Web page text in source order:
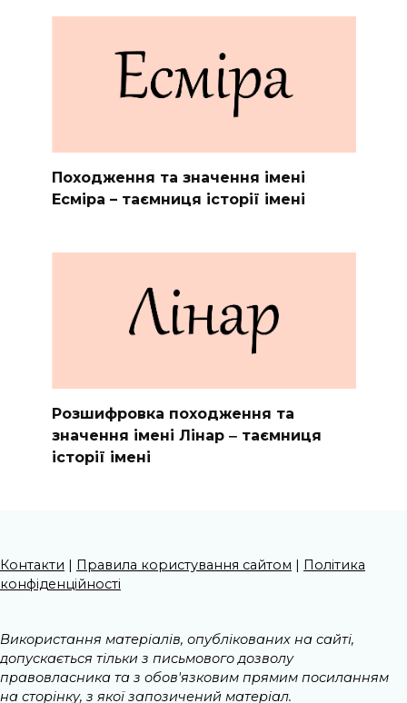
Походження та значення імені
Есміра – таємниця історії імені
Розшифровка походження та
значення імені Лінар ‒ таємниця
історії імені
Контакти Правила користування сайтом
Політика
конфіденційності
Використання матеріалів, опублікованих на сайті,
допускається тільки з письмового дозволу
правовласника та з обов'язковим прямим посиланням
на сторінку, з якої запозичений матеріал.